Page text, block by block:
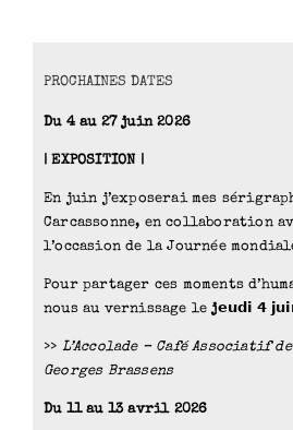
PROCHAINES DATES
Du 4 au 27 juin 2026
| EXPOSITION |
En juin j’exposerai mes
Carcassonne, en collaboration
l’occasion de la Journée
Pour partager ces moments
nous au vernissage lej𝗲𝘂𝗱𝗶 𝟰
>> L’Accolade – Café Associatif
Georges Brassens
Du 11 au 13 avril 2026